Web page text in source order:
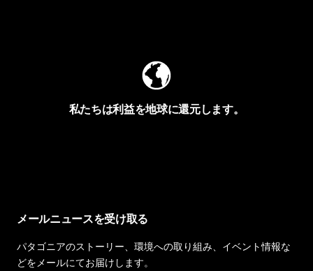
私たちは利益を地球に還元します。
メールニュースを受け取る
パタゴニアのストーリー、環境への取り組み、イベント情報な
どをメールにてお届けします。